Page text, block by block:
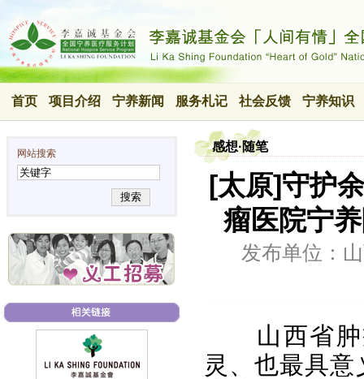
首页 项目介绍 宁养新闻 服务札记 社会反馈 宁养知识
网站搜索
搜索
感想·随笔
[太原]守护
瘤医院宁
发布单位：
山西省
灵、也最具